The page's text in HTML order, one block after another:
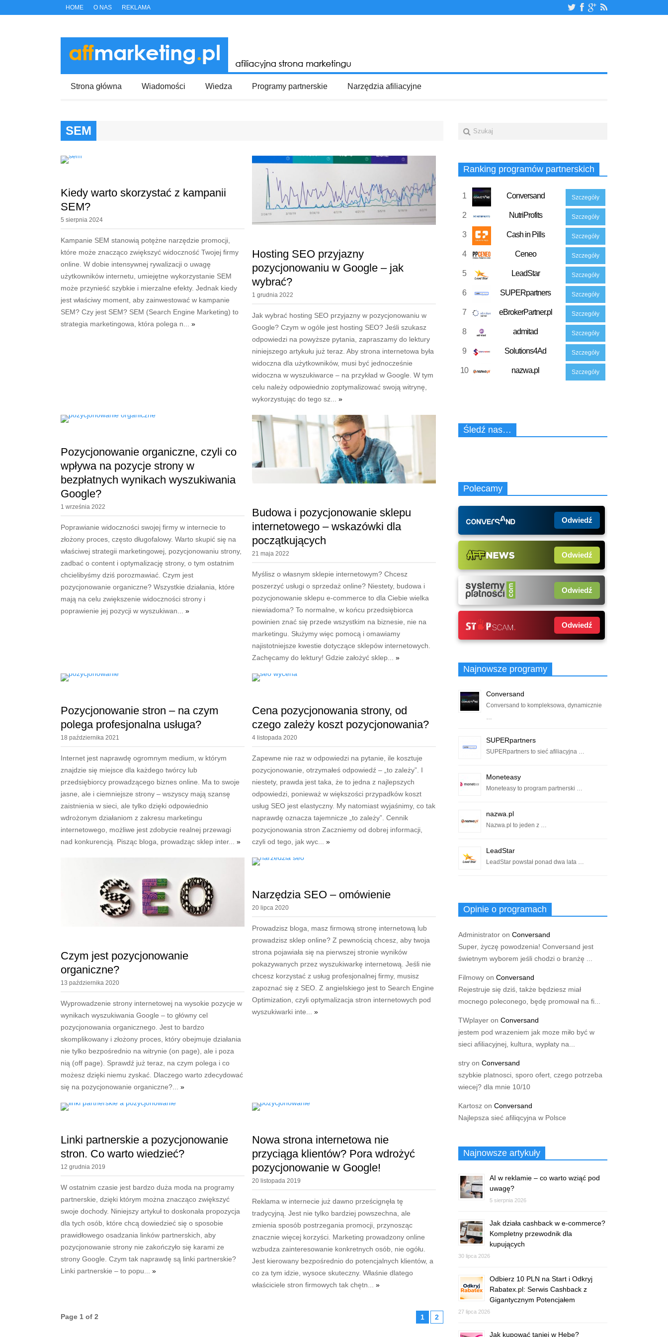
HOME O NAS REKLAMA
Strona główna Wiadomości Wiedza Programy partnerskie Narzędzia afiliacyjne
SEM
Kiedy warto skorzystać z kampanii
SEM?
5 sierpnia 2024
Kampanie SEM stanowią potężne narzędzie promocji,
które może znacząco zwiększyć widoczność Twojej firmy
online. W dobie intensywnej rywalizacji o uwagę
użytkowników internetu, umiejętne wykorzystanie SEM
może przynieść szybkie i mierzalne efekty. Jednak kiedy
jest właściwy moment, aby zainwestować w kampanie
SEM? Czy jest SEM? SEM (Search Engine Marketing) to
strategia marketingowa, która polega n... »
Hosting SEO przyjazny
pozycjonowaniu w Google – jak
wybrać?
1 grudnia 2022
Jak wybrać hosting SEO przyjazny w pozycjonowaniu w
Google? Czym w ogóle jest hosting SEO? Jeśli szukasz
odpowiedzi na powyższe pytania, zapraszamy do lektury
niniejszego artykułu już teraz. Aby strona internetowa była
widoczna dla użytkowników, musi być jednocześnie
widoczna w wyszukiwarce – na przykład w Google. W tym
celu należy odpowiednio zoptymalizować swoją witrynę,
wykorzystując do tego sz... »
Pozycjonowanie organiczne, czyli co
wpływa na pozycje strony w
bezpłatnych wynikach wyszukiwania
Google?
1 września 2022
Poprawianie widoczności swojej firmy w internecie to
złożony proces, często długofalowy. Warto skupić się na
właściwej strategii marketingowej, pozycjonowaniu strony,
zadbać o content i optymalizację strony, o tym ostatnim
chcielibyśmy dziś porozmawiać. Czym jest
pozycjonowanie organiczne? Wszystkie działania, które
mają na celu zwiększenie widoczności strony i
poprawienie jej pozycji w wyszukiwan... »
Budowa i pozycjonowanie sklepu
internetowego – wskazówki dla
początkujących
21 maja 2022
Myślisz o własnym sklepie internetowym? Chcesz
poszerzyć usługi o sprzedaż online? Niestety, budowa i
pozycjonowanie sklepu e-commerce to dla Ciebie wielka
niewiadoma? To normalne, w końcu przedsiębiorca
powinien znać się przede wszystkim na biznesie, nie na
marketingu. Służymy więc pomocą i omawiamy
najistotniejsze kwestie dotyczące sklepów internetowych.
Zachęcamy do lektury! Gdzie założyć sklep... »
Pozycjonowanie stron – na czym
polega profesjonalna usługa?
18 października 2021
Internet jest naprawdę ogromnym medium, w którym
znajdzie się miejsce dla każdego twórcy lub
przedsiębiorcy prowadzącego biznes online. Ma to swoje
jasne, ale i ciemniejsze strony – wszyscy mają szansę
zaistnienia w sieci, ale tylko dzięki odpowiednio
wdrożonym działaniom z zakresu marketingu
internetowego, możliwe jest zdobycie realnej przewagi
nad konkurencją. Pisząc bloga, prowadząc sklep inter... »
Cena pozycjonowania strony, od
czego zależy koszt pozycjonowania?
4 listopada 2020
Zapewne nie raz w odpowiedzi na pytanie, ile kosztuje
pozycjonowanie, otrzymałeś odpowiedź – „to zależy”. I
niestety, prawda jest taka, że to jedna z najlepszych
odpowiedzi, ponieważ w większości przypadków koszt
usług SEO jest elastyczny. My natomiast wyjaśnimy, co tak
naprawdę oznacza tajemnicze „to zależy”. Cennik
pozycjonowania stron Zaczniemy od dobrej informacji,
czyli od tego, jak wyc... »
Czym jest pozycjonowanie
organiczne?
13 października 2020
Wyprowadzenie strony internetowej na wysokie pozycje w
wynikach wyszukiwania Google – to główny cel
pozycjonowania organicznego. Jest to bardzo
skomplikowany i złożony proces, który obejmuje działania
nie tylko bezpośrednio na witrynie (on page), ale i poza
nią (off page). Sprawdź już teraz, na czym polega i co
możesz dzięki niemu zyskać. Dlaczego warto zdecydować
się na pozycjonowanie organiczne?... »
Narzędzia SEO – omówienie
20 lipca 2020
Prowadzisz bloga, masz firmową stronę internetową lub
prowadzisz sklep online? Z pewnością chcesz, aby twoja
strona pojawiała się na pierwszej stronie wyników
pokazywanych przez wyszukiwarkę internetową. Jeśli nie
chcesz korzystać z usług profesjonalnej firmy, musisz
zapoznać się z SEO. Z angielskiego jest to Search Engine
Optimization, czyli optymalizacja stron internetowych pod
wyszukiwarki inte... »
Linki partnerskie a pozycjonowanie
stron. Co warto wiedzieć?
12 grudnia 2019
W ostatnim czasie jest bardzo duża moda na programy
partnerskie, dzięki którym można znacząco zwiększyć
swoje dochody. Niniejszy artykuł to doskonała propozycja
dla tych osób, które chcą dowiedzieć się o sposobie
prawidłowego osadzania linków partnerskich, aby
pozycjonowanie strony nie zakończyło się karami ze
strony Google. Czym tak naprawdę są linki partnerskie?
Linki partnerskie – to popu... »
Nowa strona internetowa nie
przyciąga klientów? Pora wdrożyć
pozycjonowanie w Google!
20 listopada 2019
Reklama w internecie już dawno prześcignęła tę
tradycyjną. Jest nie tylko bardziej powszechna, ale
zmienia sposób postrzegania promocji, przynosząc
znacznie więcej korzyści. Marketing prowadzony online
wzbudza zainteresowanie konkretnych osób, nie ogółu.
Jest kierowany bezpośrednio do potencjalnych klientów, a
co za tym idzie, wysoce skuteczny. Właśnie dlatego
właściciele stron firmowych tak chętn... »
Page 1 of 2 1 2
Ranking programów partnerskich
1 Conversand Szczegóły
2 NutriProfits Szczegóły
3 Cash in Pills Szczegóły
4 Ceneo Szczegóły
5 LeadStar Szczegóły
6 SUPERpartners Szczegóły
7 eBrokerPartner.pl Szczegóły
8 admitad Szczegóły
9 Solutions4Ad Szczegóły
10 nazwa.pl Szczegóły
Śledź nas…
Polecamy
Odwiedź
Odwiedź
Odwiedź
Odwiedź
Najnowsze programy
Conversand
Conversand to kompleksowa, dynamicznie
…
SUPERpartners
SUPERpartners to sieć afiliacyjna …
Moneteasy
Moneteasy to program partnerski …
nazwa.pl
Nazwa.pl to jeden z …
LeadStar
LeadStar powstał ponad dwa lata …
Opinie o programach
Administrator on Conversand
Super, życzę powodzenia! Conversand jest
świetnym wyborem jeśli chodzi o branżę ...
Filmowy on Conversand
Rejestruje się dziś, także będziesz miał
mocnego poleconego, będę promował na fi...
TWplayer on Conversand
jestem pod wrazeniem jak moze miło być w
sieci afiliacyjnej, kultura, wypłaty na...
stry on Conversand
szybkie platnosci, sporo ofert, czego potrzeba
wiecej? dla mnie 10/10
Kartosz on Conversand
Najlepsza sieć afiliqcyjna w Polsce
Najnowsze artykuły
AI w reklamie – co warto wziąć pod
uwagę?
5 sierpnia 2026
Jak działa cashback w e-commerce?
Kompletny przewodnik dla
kupujących
30 lipca 2026
Odbierz 10 PLN na Start i Odkryj
Rabatex.pl: Serwis Cashback z
Gigantycznym Potencjałem
27 lipca 2026
Jak kupować taniej w Hebe?